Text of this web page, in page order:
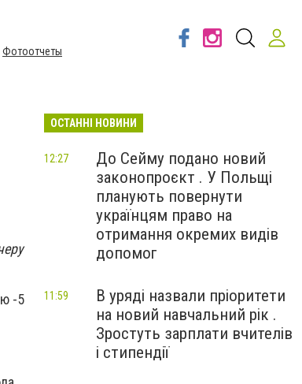
Фотоотчеты
-5
ОСТАННІ НОВИНИ
До Сейму подано новий
законопроєкт . У Польщі
планують повернути
українцям право на
отримання окремих видів
допомог
12:27
В уряді назвали пріоритети
на новий навчальний рік .
Зростуть зарплати вчителів
і стипендії
11:59